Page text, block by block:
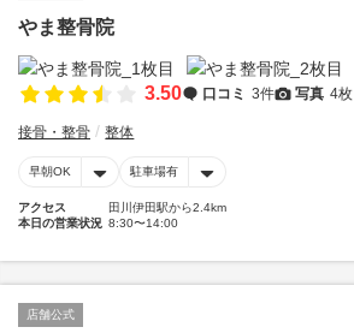
やま整骨院
3.50 口コミ 3件 写真 4枚
接骨・整骨 整体
早朝OK 駐車場有
アクセス
田川伊田駅から2.4km
本日の営業状況 8:30〜14:00
店舗公式